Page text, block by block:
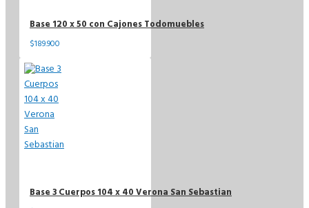
Base 120 x 50 con Cajones Todomuebles
$189.900
Base 3 Cuerpos 104 x 40 Verona San Sebastian